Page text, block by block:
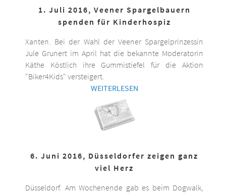
1. Juli 2016, Veener Spargelbauern
spenden für Kinderhospiz
Xanten. Bei der Wahl der Veener Spargelprinzessin
Jule Grunert im April hat die bekannte Moderatorin
Käthe Köstlich ihre Gummistiefel für die Aktion
"Biker4Kids" versteigert.
WEITERLESEN
6. Juni 2016, Düsseldorfer zeigen ganz
viel Herz
Düsseldorf. Am Wochenende gab es beim Dogwalk,